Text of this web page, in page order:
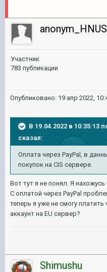
Участник
783 публикации
Опубликовано: 19 апр 2022,
В 19.04.2022 в 10:35:13
сказал:
Оплата через PayPal, в
покупок на CIS сервере.
Вот тут я не понял. Я
С оплатой через PayPal
теперь я уже не смогу платить
аккаунт на EU сервер?
Shimushu